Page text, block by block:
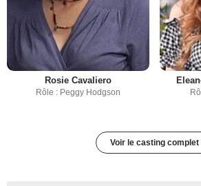
Rosie Cavaliero
Rôle : Peggy Hodgson
Voir le casting complet